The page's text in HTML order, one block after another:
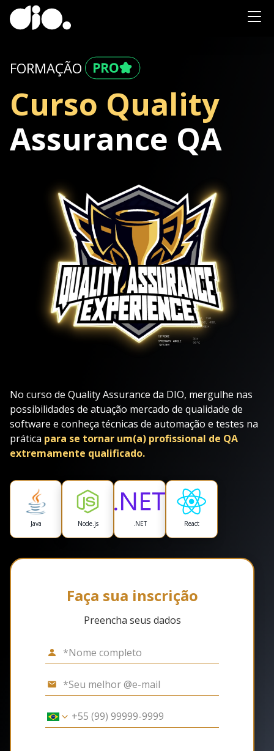
FORMAÇÃO
Curso Quality
Assurance QA
No curso de Quality Assurance da DIO, mergulhe nas
possibilidades de atuação mercado de qualidade de
software e conheça técnicas de automação e testes na
prática para se tornar um(a) profissional de QA
extremamente qualificado.
Java Node.js .NET React
Faça sua inscrição
Preencha seus dados